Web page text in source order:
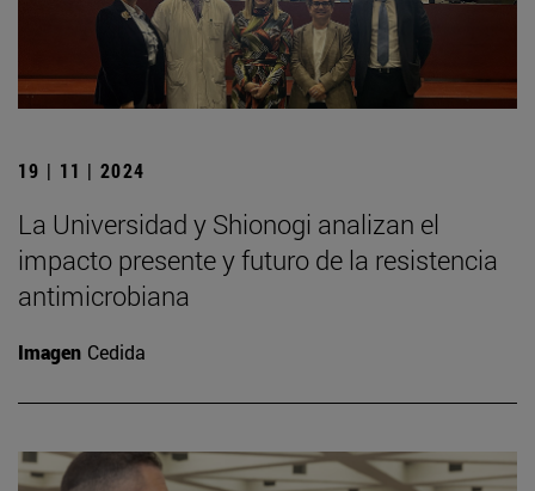
19 | 11 | 2024
La Universidad y Shionogi analizan el
impacto presente y futuro de la resistencia
antimicrobiana
Imagen Cedida